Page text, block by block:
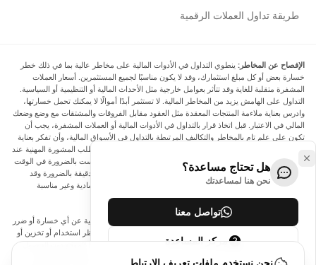
طريقة تداول العملات الرقمية
الإفصاح عن المخاطر: ينطوي التداول في الأدوات المالية على مخاطر عالية بما في ذلك خطر
خسارة بعض أو كل مبلغ استثمارك، وقد لا يكون مناسبًا لجميع المستثمرين. أسعار العملات
المشفرة متقلبة للغاية وقد تتأثر بعوامل خارجية مثل الأحداث المالية أو التنظيمية أو السياسية.
التداول على الهامش يزيد من المخاطر المالية. لا تستثمر أبدًا أموالًا لا يمكنك تحمل خسارتها،
وادرس بعناية ملاءمة المنتجات المعقدة مثل العقود مقابل الفروقات والمشتقات مع وضع وضعك
المالي في الاعتبار. قبل اتخاذ قرار بالتداول في الأدوات المالية أو العملات المشفرة، يجب أن
تكون على علم تام بالمخاطر والتكاليف المرتبطة بالتداول في الأسواق المالية، وأن تفكر بعناية
في أهدافك الاستثمارية ومستوى خبرتك ورغبتك في المخاطرة، وأن تطلب المشورة المهنية عند
الحاجة. تود Arincen أن تذكرك بأن البيانات الواردة في هذا الموقع ليست بالضرورة في الوقت
الفعلي وليست دقيقة. البيانات والأسعار الموجودة على الموقع ليست دقيقة بالضرورة وقد
تختلف عن السعر الفعلي في أي سوق معينة، مما يعني أن الأسعار إرشادية وغير مناسبة
لأغراض التداول.
لن يتحمل Arincen وأي مزود للبيانات الواردة في هذا الموقع المسؤولية عن أي خسارة أو ضرر
نتيجة لتداولك، أو اعتمادك على المعلومات الواردة في هذا الموقع. يحظر استخدام أو تخزين أو
إعادة إنتاج أو عرض أو تعديل أو نقل أو توزيع البيانات الموجودة في هذا الموقع دون الحصول
على إذن كتابي صريح مسبق من Arincen و/أو مزود البيانات. جميع حقوق الملكية الفكرية
هل تحتاج مساعدة؟
نحن هنا لمساعدتك
تواصل معنا
مركز المساعدة